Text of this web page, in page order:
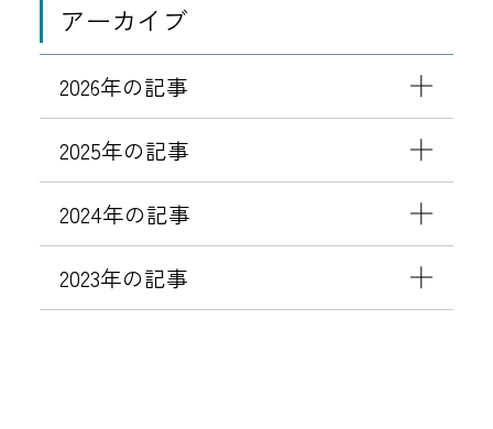
アーカイブ
2026年の記事
2025年の記事
2024年の記事
2023年の記事